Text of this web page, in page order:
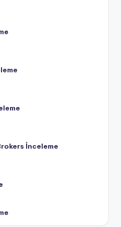
İnceleme